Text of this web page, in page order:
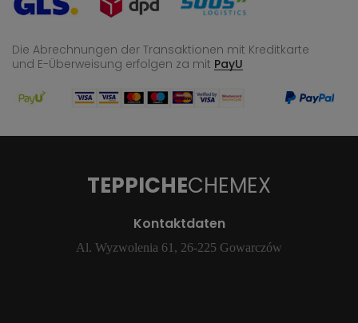
Die Abrechnungen der Transaktionen mit Kreditkarte
und E-Überweisung erfolgen za mit PayU
TEPPICHECHEMEX
Kontaktdaten
Al. Wyzwolenia 61, 26-225 Gowarczów